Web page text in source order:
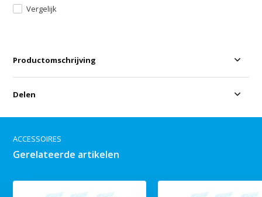
Vergelijk
Productomschrijving
Delen
ACCESSOIRES
Gerelateerde artikelen